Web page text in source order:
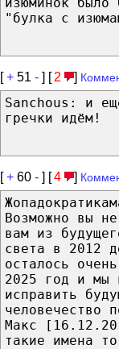
"булка с
[+ 51 - ] [ 2 ]
Sanchous: и
гречки идём!
[+ 60 - ] [4 ]
Возможно вы
вам из
света в 2012
осталось
2025 год и мы
исправить
человечество
Макс
такие имена